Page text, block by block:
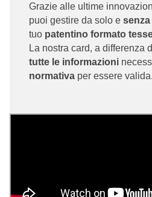
AZIENDA SICURA è il marchio
(Sindacato Lavoratori e
organizzazione sindacale di
del CCNL (Formatori e
eroga corsi di abilitazione sulle
validi su tutto il territorio
Grazie alle ultime
puoi gestire da solo e
tuo patentino formato
La nostra card, a differenza
tutte le informazioni
normativaper essere valida.